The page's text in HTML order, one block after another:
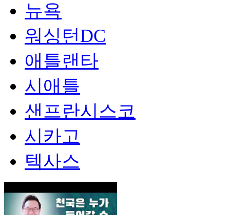
뉴욕
워싱턴DC
애틀랜타
시애틀
샌프란시스코
시카고
텍사스